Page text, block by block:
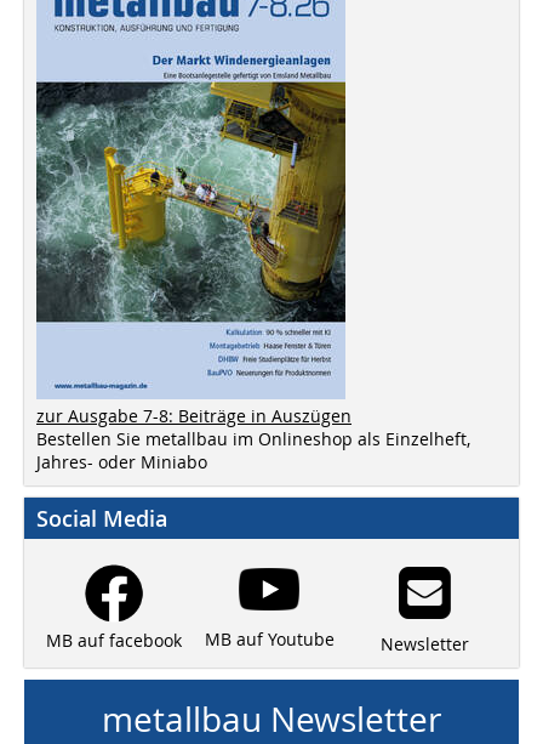
zur Ausgabe 7-8: Beiträge in Auszügen
Bestellen Sie metallbau im Onlineshop als Einzelheft,
Jahres- oder Miniabo
Social Media
MB auf facebook MB auf Youtube Newsletter
metallbau Newsletter